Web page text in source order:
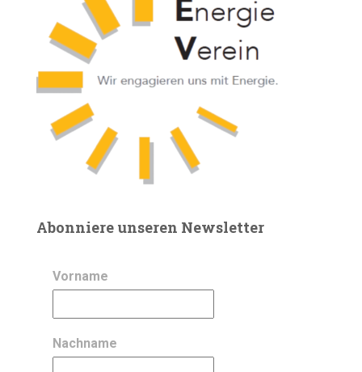
Abonniere unseren Newsletter
Vorname
Nachname